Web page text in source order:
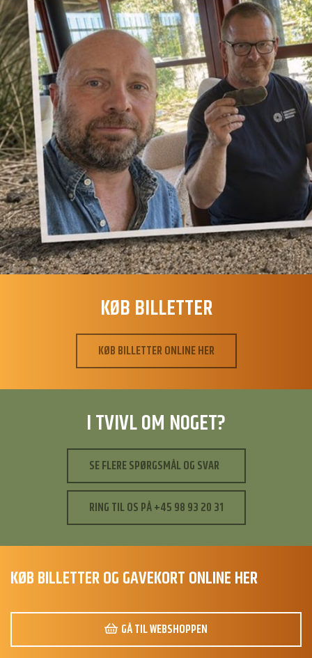
KØB BILLETTER
KØB BILLETTER ONLINE HER
I TVIVL OM NOGET?
SE FLERE SPØRGSMÅL OG SVAR
RING TIL OS PÅ +45 98 93 20 31
KØB BILLETTER OG GAVEKORT ONLINE HER
GÅ TIL WEBSHOPPEN